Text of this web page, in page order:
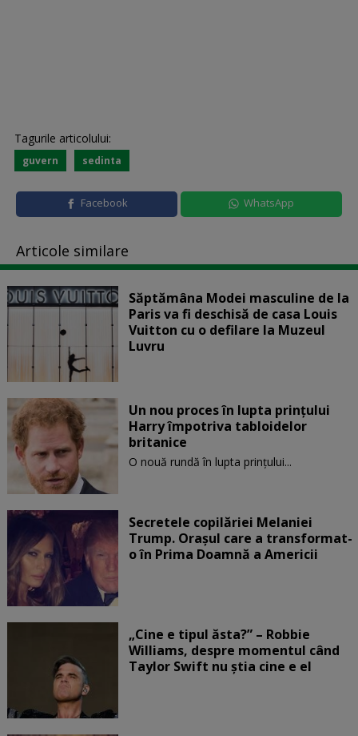
Tagurile articolului:
guvern sedinta
Facebook WhatsApp
Articole similare
Săptămâna Modei masculine de la
Paris va fi deschisă de casa Louis
Vuitton cu o defilare la Muzeul
Luvru
Un nou proces în lupta prinţului
Harry împotriva tabloidelor
britanice
O nouă rundă în lupta prinţului...
Secretele copilăriei Melaniei
Trump. Orașul care a transformat-
o în Prima Doamnă a Americii
„Cine e tipul ăsta?” – Robbie
Williams, despre momentul când
Taylor Swift nu știa cine e el